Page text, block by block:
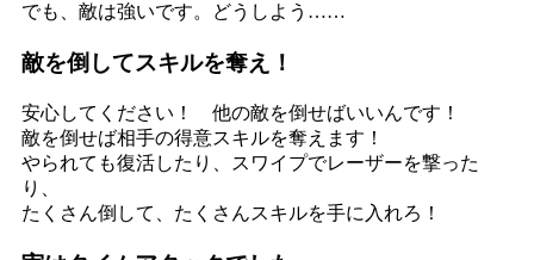
でも、敵は強いです。どうしよう……
敵を倒してスキルを奪え！
安心してください！ 他の敵を倒せばいいんです！
敵を倒せば相手の得意スキルを奪えます！
やられても復活したり、スワイプでレーザーを撃った
り、
たくさん倒して、たくさんスキルを手に入れろ！